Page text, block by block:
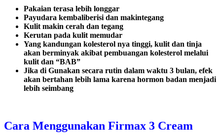
Pakaian terasa lebih longgar
Payudara kembaliberisi dan makintegang
Kulit makin cerah dan tegang
Kerutan pada kulit memudar
Yang kandungan kolesterol nya tinggi, kulit dan tinja
akan berminyak akibat pembuangan kolesterol melalui
kulit dan “BAB”
Jika di Gunakan secara rutin dalam waktu 3 bulan, efek
akan bertahan lebih lama karena hormon badan menjadi
lebih seimbang
Cara Menggunakan Firmax 3 Cream